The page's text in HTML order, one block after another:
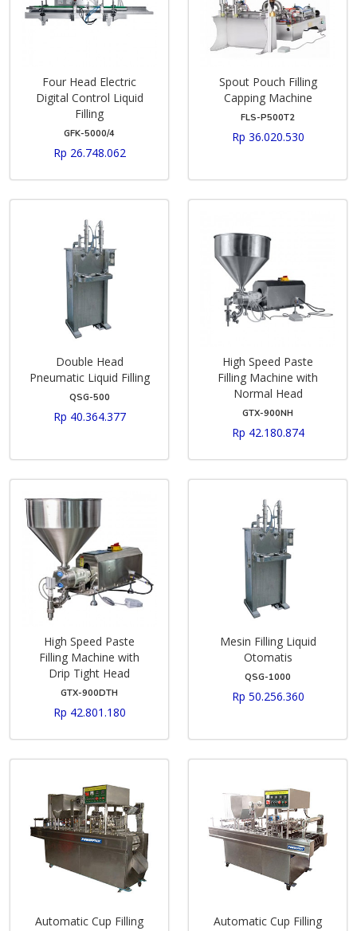
Four Head Electric
Digital Control Liquid
Filling
GFK-5000/4
Rp 26.748.062
Spout Pouch Filling
Capping Machine
FLS-P500T2
Rp 36.020.530
Double Head
Pneumatic Liquid Filling
QSG-500
Rp 40.364.377
High Speed Paste
Filling Machine with
Normal Head
GTX-900NH
Rp 42.180.874
High Speed Paste
Filling Machine with
Drip Tight Head
GTX-900DTH
Rp 42.801.180
Mesin Filling Liquid
Otomatis
QSG-1000
Rp 50.256.360
Automatic Cup Filling
Automatic Cup Filling